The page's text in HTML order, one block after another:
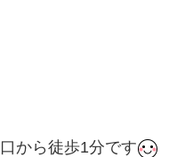
から徒歩1分です